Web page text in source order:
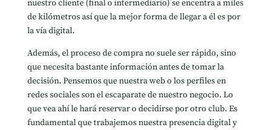
nuestro cliente (final o intermediario) se encentra a miles
de kilómetros así que la mejor forma de llegar a él es por
la vía digital.
Además, el proceso de compra no suele ser rápido, sino
que necesita bastante información antes de tomar la
decisión. Pensemos que nuestra web o los perfiles en
redes sociales son el escaparate de nuestro negocio. Lo
que vea ahí le hará reservar o decidirse por otro club. Es
fundamental que trabajemos nuestra presencia digital y